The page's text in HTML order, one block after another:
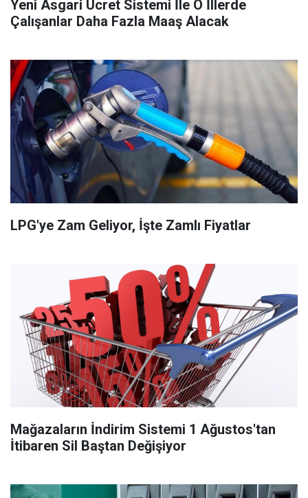
Yeni Asgari Ücret Sistemi İle O İllerde
Çalışanlar Daha Fazla Maaş Alacak
LPG'ye Zam Geliyor, İşte Zamlı Fiyatlar
Mağazaların İndirim Sistemi 1 Ağustos'tan
İtibaren Sil Baştan Değişiyor